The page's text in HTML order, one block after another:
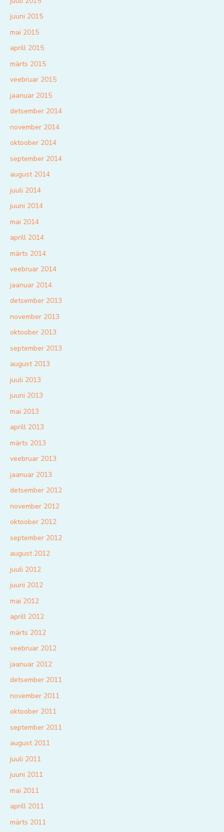
juuni 2015
mai 2015
aprill 2015
märts 2015
veebruar 2015
jaanuar 2015
detsember 2014
november 2014
oktoober 2014
september 2014
august 2014
juuli 2014
juuni 2014
mai 2014
aprill 2014
märts 2014
veebruar 2014
jaanuar 2014
detsember 2013
november 2013
oktoober 2013
september 2013
august 2013
juuli 2013
juuni 2013
mai 2013
aprill 2013
märts 2013
veebruar 2013
jaanuar 2013
detsember 2012
november 2012
oktoober 2012
september 2012
august 2012
juuli 2012
juuni 2012
mai 2012
aprill 2012
märts 2012
veebruar 2012
jaanuar 2012
detsember 2011
november 2011
oktoober 2011
september 2011
august 2011
juuli 2011
juuni 2011
mai 2011
aprill 2011
märts 2011